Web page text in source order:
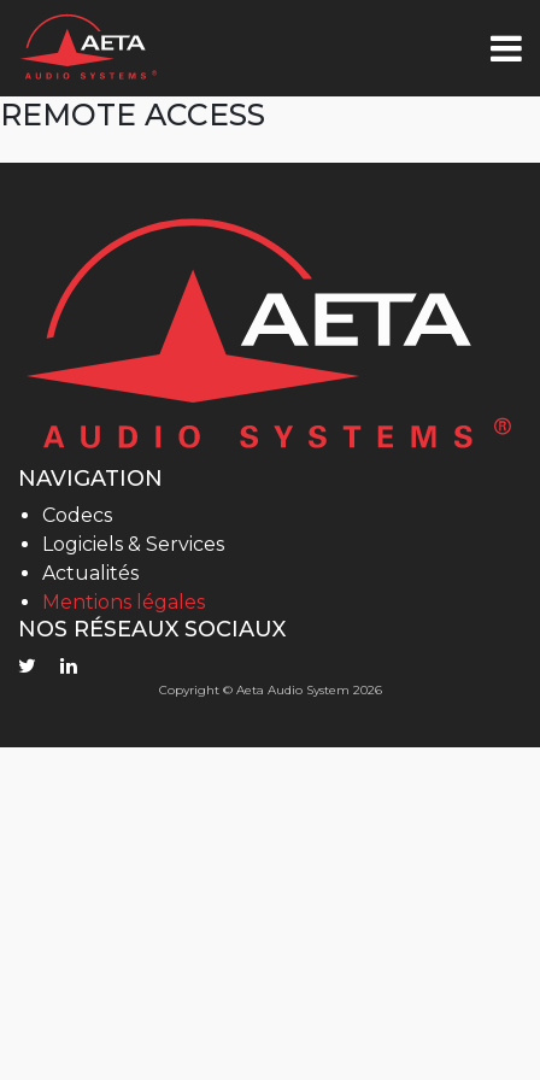
REMOTE ACCESS
NAVIGATION
Codecs
Logiciels & Services
Actualités
Mentions légales
NOS RÉSEAUX SOCIAUX
Copyright © Aeta Audio System 2026